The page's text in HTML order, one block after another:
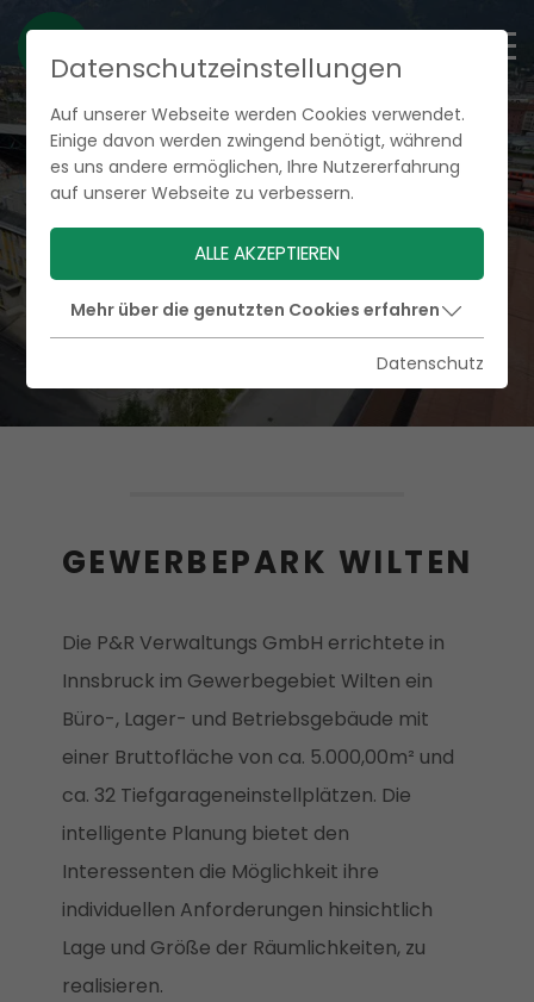
GEWERBEPARK WILTEN
Die P&R Verwaltungs GmbH errichtete in
Innsbruck im Gewerbegebiet Wilten ein
Büro-, Lager- und Betriebsgebäude mit
einer Bruttofläche von ca. 5.000,00m² und
ca. 32 Tiefgarageneinstellplätzen. Die
intelligente Planung bietet den
Interessenten die Möglichkeit ihre
individuellen Anforderungen hinsichtlich
Lage und Größe der Räumlichkeiten, zu
realisieren.
Datenschutzeinstellungen
Auf unserer Webseite werden Cookies verwendet.
Einige davon werden zwingend benötigt, während
es uns andere ermöglichen, Ihre Nutzererfahrung
auf unserer Webseite zu verbessern.
ALLE AKZEPTIEREN
Mehr über die genutzten Cookies erfahren
Datenschutz